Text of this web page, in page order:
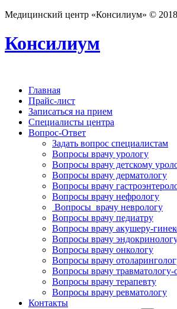
Медицинский центр «Консилиум» ©
Консилиум
Главная
Прайс-лист
Записаться на прием
Специалисты центра
Вопрос-Ответ
Задать вопрос специалистам
Вопросы врачу урологу
Вопросы врачу детскому
Вопросы врачу дерматологу
Вопросы врачу
Вопросы врачу нефрологу
Вопросы врачу неврологу
Вопросы врачу педиатру
Вопросы врачу акушеру-
Вопросы врачу
Вопросы врачу онкологу
Вопросы врачу
Вопросы врачу травматологу-
Вопросы врачу терапевту
Вопросы врачу ревматологу
Контакты